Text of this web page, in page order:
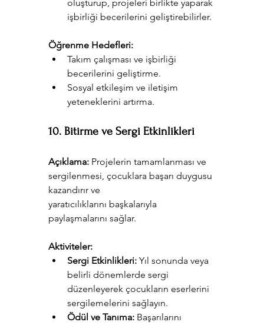
oluşturup, projeleri birlikte yaparak
işbirliği becerilerini geliştirebilirler.
Öğrenme Hedefleri:
Takım çalışması ve işbirliği
becerilerini geliştirme.
Sosyal etkileşim ve iletişim
yeteneklerini artırma.
10. Bitirme ve Sergi Etkinlikleri
Açıklama: Projelerin tamamlanması ve
sergilenmesi, çocuklara başarı duygusu
kazandırır ve
yaratıcılıklarını başkalarıyla
paylaşmalarını sağlar.
Aktiviteler:
Sergi Etkinlikleri: Yıl sonunda veya
belirli dönemlerde sergi
düzenleyerek çocukların eserlerini
sergilemelerini sağlayın.
Ödül ve Tanıma: Başarılarını